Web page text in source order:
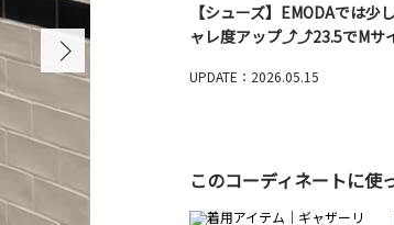
【シューズ】EMODAでは
ャレ度アップ⤴︎⤴︎23.5でMサ
UPDATE：2026.05.15
このコーディネートに使